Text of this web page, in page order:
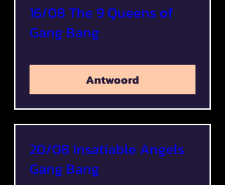
16/08 The 9 Queens of
Gang Bang
Antwoord
20/08 Insatiable Angels
Gang Bang